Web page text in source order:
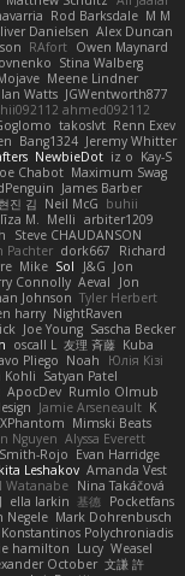
Rod Barksdale M M
Danielsen Alex Duncan
RAfort Owen Maynard
Stina Walberg
Meene Lindner
Ian Watts JGWentworth877
ahmed092112
takoslvt Renn Exev
Bang1324 Jeremy Whitter
NewbieDot iz o Kay-S
Chabot Maximum Swag
James Barber
현진 김 Neil McG buhii
M. Melli arbiter1209
Steve CHAUDANSON
Pachter dork667
Richard
Mike Sol J&G Jon
Connolly Aeval
Jon
Johnson Tyler Herbert
harry NightRaven
Joe Young Sascha Becker
oscall L 友理 斉藤 Kuba
Pliego Noah
Юлія Кізі
Kohli Satyan Patel
ApocDev Rumlo Olmub
Jamie Arseneault K
XPhantom Mimski Beats
Nguyen Alyssa Everett
Rojo Evan Harridge
Leshakov Amanda Vest
Watanabe Nina Takáčová
ella larkin 基德 Pocketfans
Negele Mark Dohrenbusch
Konstantinos Polychroniadis
hamilton Lucy Weasel
October 文謙 許